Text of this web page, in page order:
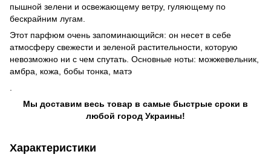
пышной зелени и освежающему ветру, гуляющему по
бескрайним лугам.
Этот парфюм очень запоминающийся: он несет в себе
атмосферу свежести и зеленой растительности, которую
невозможно ни с чем спутать. Основные ноты: можжевельник,
амбра, кожа, бобы тонка, матэ
Мы доставим весь товар в самые быстрые сроки в
любой город Украины!
Характеристики